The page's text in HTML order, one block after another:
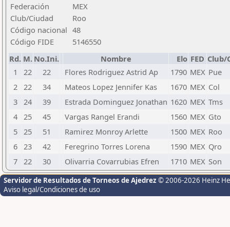
Federación
MEX
Club/Ciudad
Roo
Código nacional 48
Código FIDE
5146550
Rd. M. No.Ini. Nombre Elo FED Club/
1
22 22 Flores Rodriguez Astrid Ap 1790 MEX Pue
2 22 34 Mateos Lopez Jennifer Kas 1670 MEX Col
3 24 39 Estrada Dominguez Jonathan 1620 MEX Tms
4 25 45 Vargas Rangel Erandi 1560 MEX Gto
5 25 51 Ramirez Monroy Arlette 1500 MEX Roo
6 23 42 Feregrino Torres Lorena 1590 MEX Qro
7 22 30 Olivarria Covarrubias Efren 1710 MEX Son
Servidor de Resultados de Torneos de Ajedrez © 2006-2026 Heinz
Aviso legal/Condiciones de uso